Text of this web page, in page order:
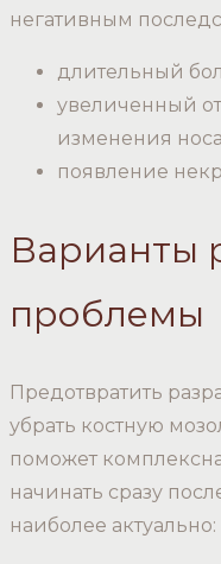
негативным
длительный
увеличенный
изменения
появление
Варианты
проблемы
Предотвратить
убрать костную
поможет
начинать сразу
наиболее актуально: